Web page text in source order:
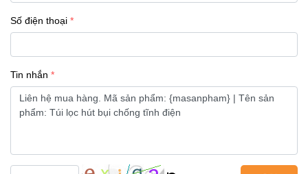
Số điện thoại
Tin nhắn